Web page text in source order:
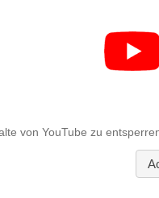
von YouTube zu